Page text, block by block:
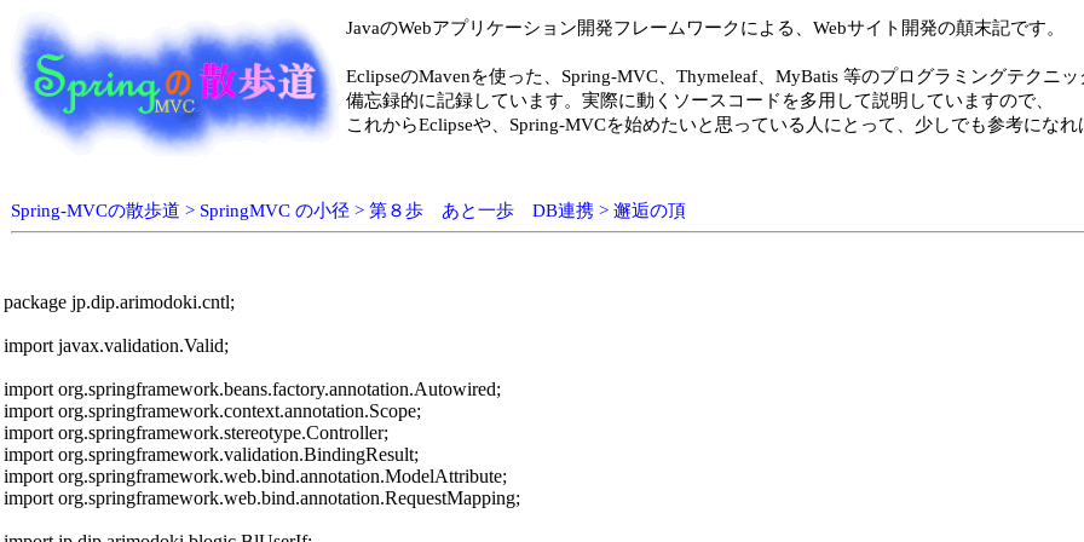
JavaのWebアプリケーション開発フレームワークによる、Webサイト開発の顛末記です。
EclipseのMavenを使った、Spring-MVC、Thymeleaf、MyBatis 等のプログラミングテクニッ
備忘録的に記録しています。実際に動くソースコードを多用して説明していますので、
これからEclipseや、Spring-MVCを始めたいと思っている人にとって、少しでも参考になれ
Spring-MVCの散歩道 > SpringMVC の小径 > 第８歩 あと一歩 DB連携 > 邂逅の頂
package jp.dip.arimodoki.cntl;
import javax.validation.Valid;
import org.springframework.beans.factory.annotation.Autowired;
import org.springframework.context.annotation.Scope;
import org.springframework.stereotype.Controller;
import org.springframework.validation.BindingResult;
import org.springframework.web.bind.annotation.ModelAttribute;
import org.springframework.web.bind.annotation.RequestMapping;